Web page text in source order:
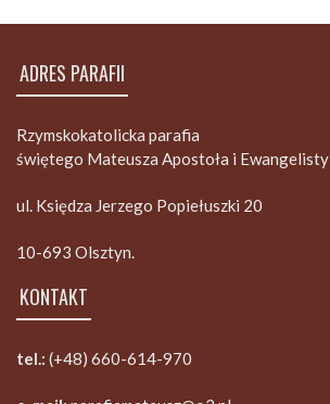
ADRES PARAFII
Rzymskokatolicka parafia
świętego Mateusza Apostoła i Ewangelisty
ul. Księdza Jerzego Popiełuszki 20
10-693 Olsztyn.
KONTAKT
tel.: (+48) 660-614-970